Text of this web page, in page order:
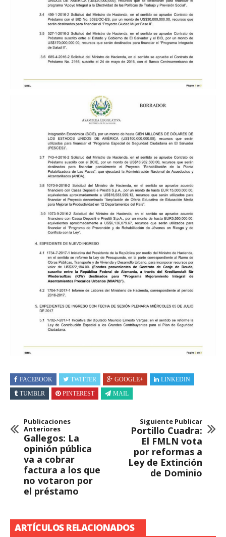
FACEBOOK TWITTER GOOGLE+
LINKEDIN
TUMBLR
PINTEREST MAIL
Publicaciones
Anteriores
Gallegos: La
opinión pública
va a cobrar
factura a los que
no votaron por
el préstamo
Siguiente Publicar
Portillo Cuadra:
El FMLN vota
por reformas a
Ley de Extinción
de Dominio
ARTÍCULOS RELACIONADOS